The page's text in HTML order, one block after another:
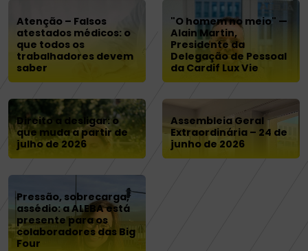
Atenção – Falsos
atestados médicos: o
que todos os
trabalhadores devem
saber
"O homem no meio" —
Alain Martin,
Presidente da
Delegação de Pessoal
da Cardif Lux Vie
Direito a desligar: o
que muda a partir de
julho de 2026
Assembleia Geral
Extraordinária – 24 de
junho de 2026
Pressão, sobrecarga,
assédio: a ALEBA está
presente para os
colaboradores das Big
Four